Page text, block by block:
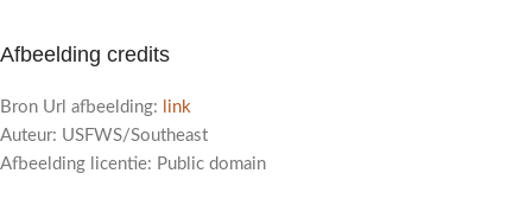
Afbeelding credits
Bron Url afbeelding:
link
Auteur: USFWS/Southeast
Afbeelding licentie: Public domain